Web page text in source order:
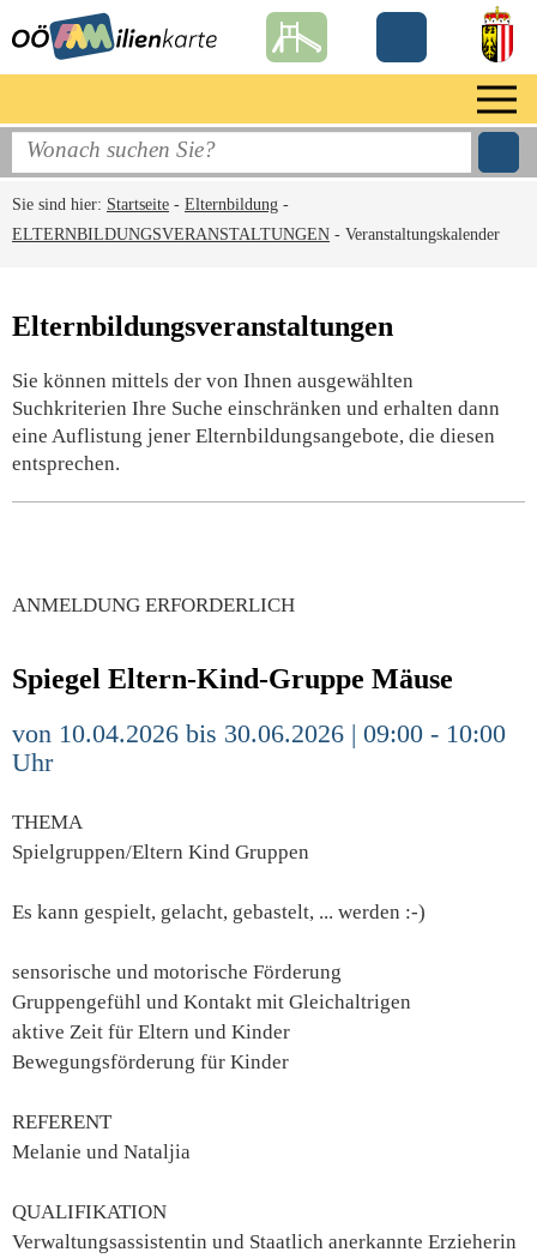
Sie sind hier: Startseite - Elternbildung -
ELTERNBILDUNGSVERANSTALTUNGEN - Veranstaltungskalender
Elternbildungsveranstaltungen
Sie können mittels der von Ihnen ausgewählten
Suchkriterien Ihre Suche einschränken und erhalten dann
eine Auflistung jener Elternbildungsangebote, die diesen
entsprechen.
ANMELDUNG ERFORDERLICH
Spiegel Eltern-Kind-Gruppe Mäuse
von 10.04.2026 bis 30.06.2026 | 09:00 - 10:00
Uhr
THEMA
Spielgruppen/Eltern Kind Gruppen
Es kann gespielt, gelacht, gebastelt, ... werden :-)
sensorische und motorische Förderung
Gruppengefühl und Kontakt mit Gleichaltrigen
aktive Zeit für Eltern und Kinder
Bewegungsförderung für Kinder
REFERENT
Melanie und Nataljia
QUALIFIKATION
Verwaltungsassistentin und Staatlich anerkannte Erzieherin